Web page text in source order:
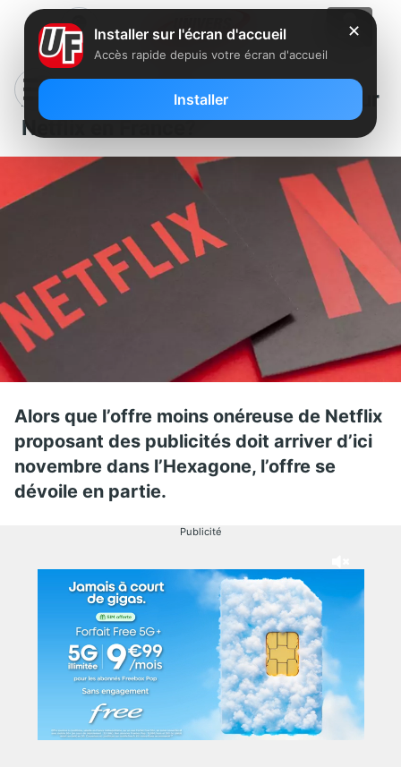
A quoi ressemblera la publicité sur
Netflix en France?
Alors que l’offre moins onéreuse de Netflix
proposant des publicités doit arriver d’ici
novembre dans l’Hexagone, l’offre se
dévoile en partie.
Publicité
✕
Installer sur l'écran d'accueil
Accès rapide depuis votre écran d'accueil
Installer